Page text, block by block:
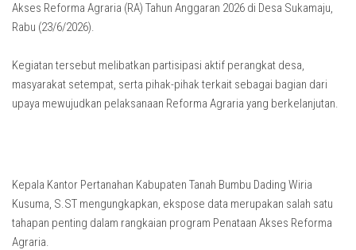
Akses Reforma Agraria (RA) Tahun Anggaran 2026 di Desa Sukamaju,
Rabu (23/6/2026).
Kegiatan tersebut melibatkan partisipasi aktif perangkat desa,
masyarakat setempat, serta pihak-pihak terkait sebagai bagian dari
upaya mewujudkan pelaksanaan Reforma Agraria yang berkelanjutan.
Kepala Kantor Pertanahan Kabupaten Tanah Bumbu Dading Wiria
Kusuma, S.ST mengungkapkan, ekspose data merupakan salah satu
tahapan penting dalam rangkaian program Penataan Akses Reforma
Agraria.